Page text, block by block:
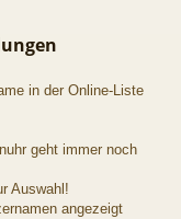
in der Online-Liste
geht immer noch
Auswahl!
angezeigt